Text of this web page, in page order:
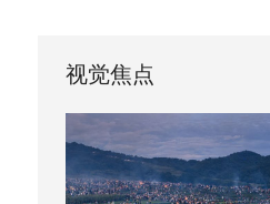
视觉焦点